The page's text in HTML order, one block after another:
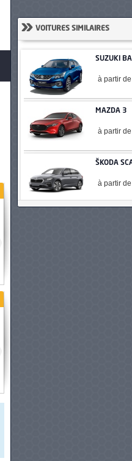
» VOITURES SIMILAIRES
SUZUKI
à partir
MAZDA 3
à partir
ŠKODA
à partir